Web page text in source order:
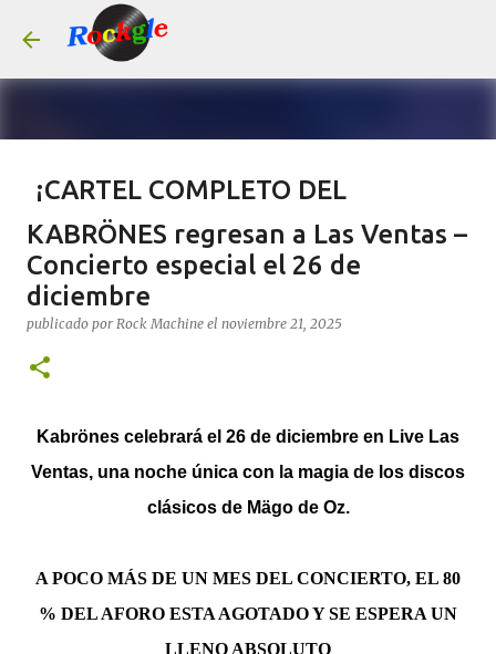
¡CARTEL COMPLETO DEL
LEYENDAS DEL ROCK 2026!
publicado porRock Machine eljulio 14, 2026 #AGENDA
CONCIERTOS
0
KABRÖNES regresan a Las Ventas –
Concierto especial el 26 de
diciembre
publicado por Rock Machine el noviembre 21, 2025
Kabrönes celebrará el 26 de diciembre en Live Las
Ventas, una noche única con la magia de los discos
clásicos de Mägo de Oz.
A POCO MÁS DE UN MES DEL CONCIERTO, EL 80
% DEL AFORO ESTA AGOTADO Y SE ESPERA UN
LLENO ABSOLUTO